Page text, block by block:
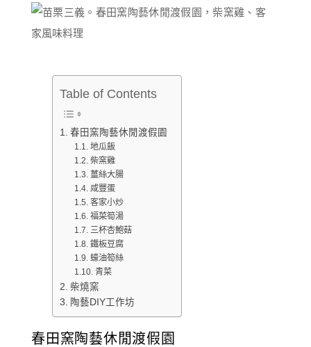
Table of Contents
春田窯陶藝休閒渡假園
地瓜飯
柴窯雞
薑絲大腸
咸豐蛋
客家小炒
福菜筍湯
三杯杏鮑菇
鐵板豆腐
蠔油筍絲
青菜
柴燒窯
陶藝DIY工作坊
春田窯陶藝休閒渡假園